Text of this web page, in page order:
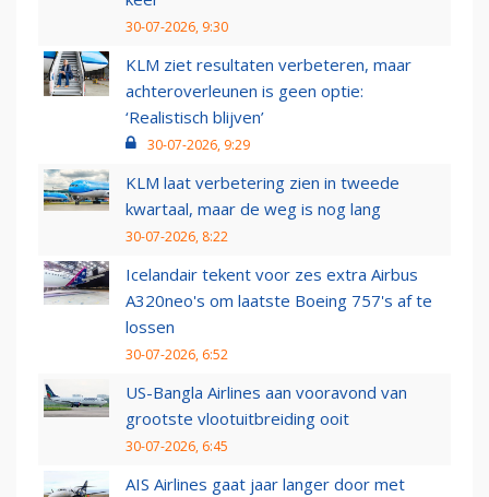
30-07-2026, 9:30
KLM ziet resultaten verbeteren, maar
achteroverleunen is geen optie:
‘Realistisch blijven’
30-07-2026, 9:29
KLM laat verbetering zien in tweede
kwartaal, maar de weg is nog lang
30-07-2026, 8:22
Icelandair tekent voor zes extra Airbus
A320neo's om laatste Boeing 757's af te
lossen
30-07-2026, 6:52
US-Bangla Airlines aan vooravond van
grootste vlootuitbreiding ooit
30-07-2026, 6:45
AIS Airlines gaat jaar langer door met